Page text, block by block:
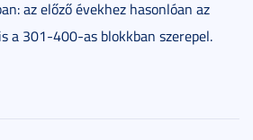
az előző évekhez hasonlóan az
a 301-400-as blokkban szerepel.